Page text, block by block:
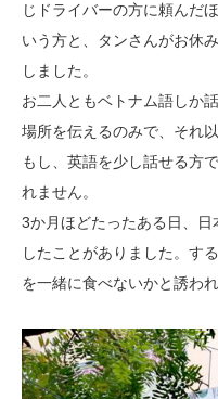
じドライバーの方に頼んだ
いう方と、タンさんがお休
しました。
お二人ともベトナム語しか
場所を伝えるのみで、それ
もし、英語を少し話せる方
れません。
3か月ほどたったある日、
したことがありました。す
を一緒に食べないかと誘われ